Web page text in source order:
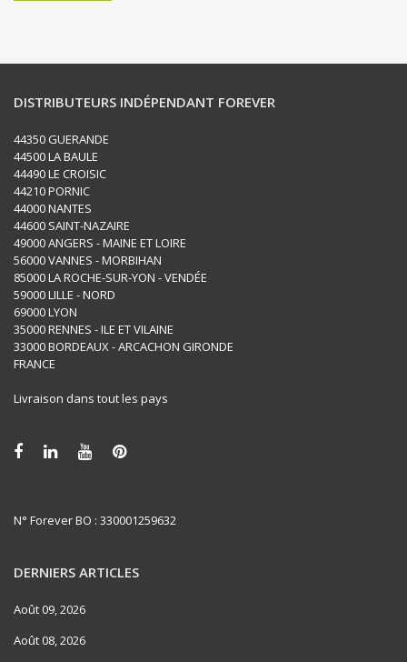
DISTRIBUTEURS INDÉPENDANT FOREVER
44350 GUERANDE
44500 LA BAULE
44490 LE CROISIC
44210 PORNIC
44000 NANTES
44600 SAINT-NAZAIRE
49000 ANGERS - MAINE ET LOIRE
56000 VANNES - MORBIHAN
85000 LA ROCHE-SUR-YON - VENDÉE
59000 LILLE - NORD
69000 LYON
35000 RENNES - ILE ET VILAINE
33000 BORDEAUX - ARCACHON GIRONDE
FRANCE
Livraison dans tout les pays
N° Forever BO : 330001259632
DERNIERS ARTICLES
Août 09, 2026
Août 08, 2026